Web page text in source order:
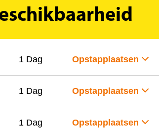
1 Dag Opstapplaatsen
1 Dag Opstapplaatsen
1 Dag Opstapplaatsen